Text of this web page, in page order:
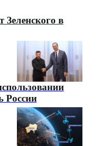
Зеленского в
России